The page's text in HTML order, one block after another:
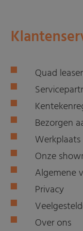
Quad
Bezorgen
Werkplaats
Onze
Algemene
Privacy
Over ons